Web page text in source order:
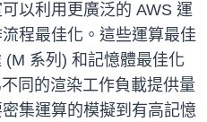
以利用更廣泛的 AWS 運
程最佳化。這些運算最佳
系列) 和記憶體最佳化
同的渲染工作負載提供量
集運算的模擬到有高記憶